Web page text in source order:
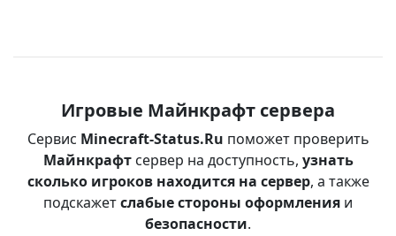
Игровые Майнкрафт сервера
Сервис Minecraft-Status.Ru поможет проверить
Майнкрафтсервер на доступность, узнать
сколько игроков находится на сервер, а также
подскажетслабые стороны оформления и
безопасности.